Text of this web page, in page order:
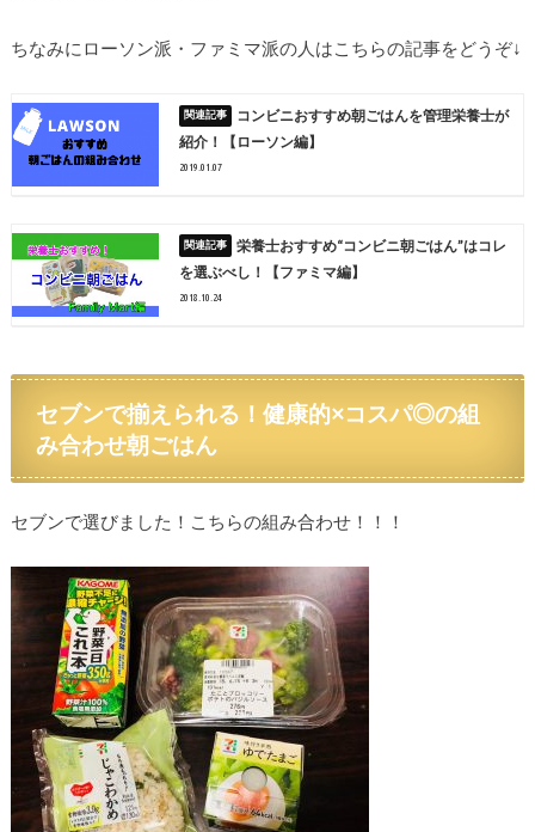
ちなみにローソン派・ファミマ派の人はこちらの記事をどうぞ↓
コンビニおすすめ朝ごはんを管理栄養士が
紹介！【ローソン編】
2019.01.07
栄養士おすすめ“コンビニ朝ごはん”はコレ
を選ぶべし！【ファミマ編】
2018.10.24
セブンで揃えられる！健康的×コスパ◎の組
み合わせ朝ごはん
セブンで選びました！こちらの組み合わせ！！！